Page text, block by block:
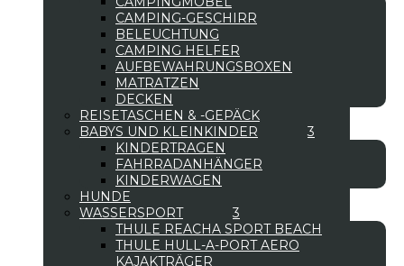
CAMPING-GESCHIRR
BELEUCHTUNG
CAMPING HELFER
AUFBEWAHRUNGSBOXEN
MATRATZEN
DECKEN
REISETASCHEN & -GEPÄCK
BABYS UND KLEINKINDER
KINDERTRAGEN
FAHRRADANHÄNGER
KINDERWAGEN
HUNDE
WASSERSPORT
THULE REACHA SPORT BEACH
THULE HULL-A-PORT AERO
KAJAKTRÄGER